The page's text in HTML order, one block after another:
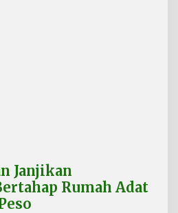
Janjikan
Rumah Adat